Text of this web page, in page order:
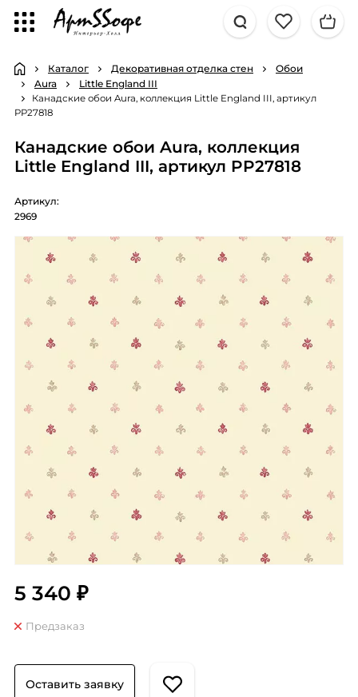
Каталог Декоративная отделка стен
Обои
Aura
Little England III
Канадские обои Aura, коллекция Little England III, артикул
PP27818
Канадские обои Aura, коллекция
Little England III, артикул PP27818
Артикул:
2969
5 340 ₽
Предзаказ
Оставить заявку